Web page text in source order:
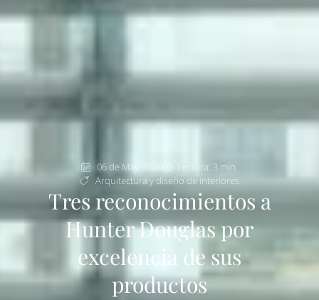
06 de May, 2026
Lectura: 3 min.
Arquitectura y diseño de interiores
Tres reconocimientos a
Hunter Douglas por
excelencia de sus
productos